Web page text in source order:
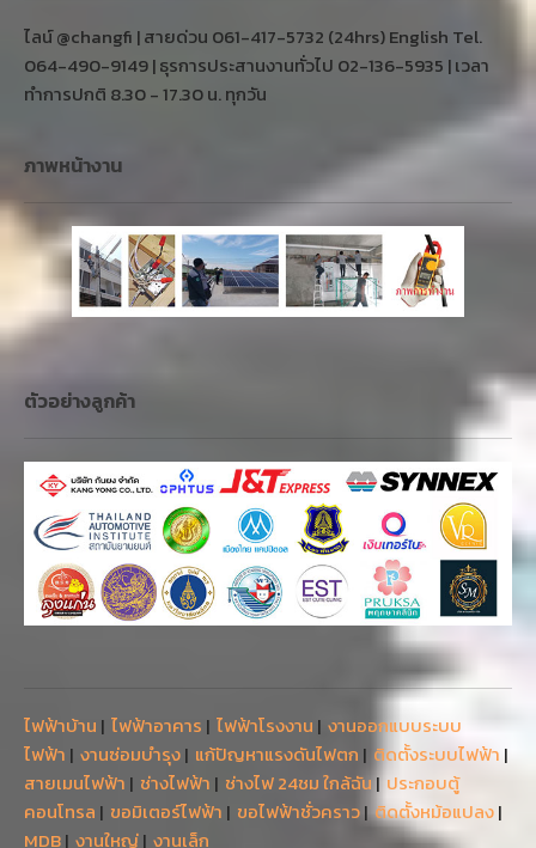
ไลน์ @changfi | สายด่วน 061-417-5732 (24hrs) English Tel.
064-490-9149 | ธุรการประสานงานทั่วไป 02-136-5935 | เวลา
ทำการปกติ 8.30 - 17.30 น. ทุกวัน
ภาพหน้างาน
ตัวอย่างลูกค้า
ไฟฟ้าบ้าน | ไฟฟ้าอาคาร | ไฟฟ้าโรงงาน | งานออกแบบระบบ
ไฟฟ้า | งานซ่อมบำรุง| แก้ปัญหาแรงดันไฟตก | ติดตั้งระบบไฟฟ้า |
สายเมนไฟฟ้า | ช่างไฟฟ้า | ช่างไฟ 24ชม ใกล้ฉัน | ประกอบตู้
คอนโทรล | ขอมิเตอร์ไฟฟ้า | ขอไฟฟ้าชั่วคราว| ติดตั้งหม้อแปลง|
MDB| งานใหญ่| งานเล็ก